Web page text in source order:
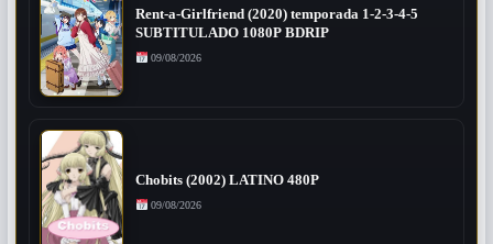
Rent-a-Girlfriend (2020) temporada 1-2-3-4-5
SUBTITULADO 1080P BDRIP
09/08/2026
Chobits (2002) LATINO 480P
09/08/2026